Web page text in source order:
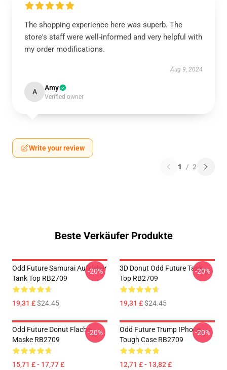
The shopping experience here was superb. The
store's staff were well-informed and very helpful with
my order modifications.
Aug 9, 2024
A Amy
Verified owner
Write your review
1 / 2
Beste Verkäufer Produkte
Odd Future Samurai Aufkleber
Tank Top RB2709
19,31 £$24.45
-20%
3D Donut Odd Future Tank
Top RB2709
19,31 £$24.45
-20%
Odd Future Donut Flache
Maske RB2709
15,71 £ - 17,77 £
-20%
Odd Future Trump IPhone
Tough Case RB2709
12,71 £ - 13,82 £
-20%